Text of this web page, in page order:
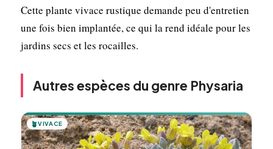
Cette plante vivace rustique demande peu d'entretien
une fois bien implantée, ce qui la rend idéale pour les
jardins secs et les rocailles.
Autres espèces du genre Physaria
🪴VIVACE